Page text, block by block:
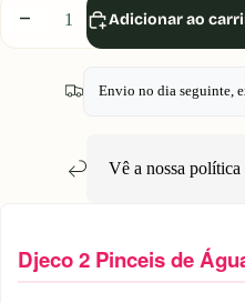
Diminuir
quantidade
Aumentar
Adicionar ao
Envio no dia seguinte,
Vê a nossa política
Djeco 2 Pinceis de